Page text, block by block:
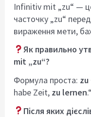
Infinitiv mit „zu“ —
часточку „zu“
вираження мети,
Як правильно
mit „zu“?
Формула проста:
habe Zeit, zu lernen.“
Після яких